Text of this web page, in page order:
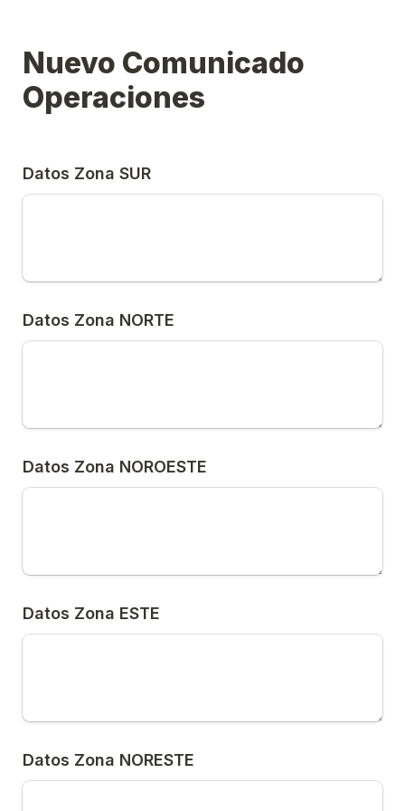
Nuevo Comunicado
Operaciones
Datos Zona SUR
Datos Zona NORTE
Datos Zona NOROESTE
Datos Zona ESTE
Datos Zona NORESTE